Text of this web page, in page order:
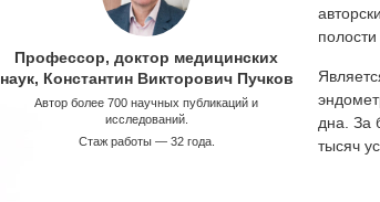
Профессор, доктор медицинских
наук, Константин Викторович Пучков
Автор более 700 научных публикаций и
исследований.
Стаж работы — 32 года.
полости
дна. За
тысяч